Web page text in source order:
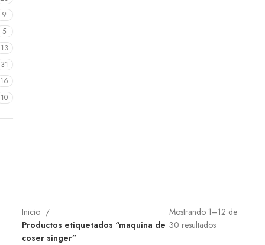
9
5
13
31
16
10
Inicio
Productos etiquetados “maquina de
coser singer”
Mostrando 1–12 de
30 resultados